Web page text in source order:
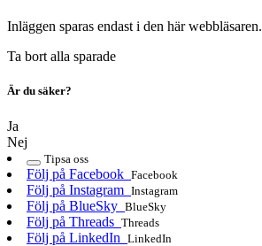
Inläggen sparas endast i den här webbläsaren.
Ta bort alla sparade
Är du säker?
Ja
Nej
Tipsa oss
Följ på Facebook Facebook
Följ på Instagram Instagram
Följ på BlueSky BlueSky
Följ på Threads Threads
Följ på LinkedIn LinkedIn